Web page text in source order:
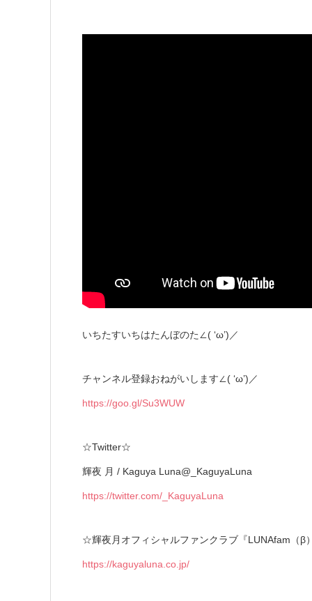
いちたすいちはたんぼのた∠( ‘ω’)／
チャンネル登録おねがいします∠( ‘ω’)／
https://goo.gl/Su3WUW
☆Twitter☆
輝夜 月 / Kaguya Luna@_KaguyaLuna
https://twitter.com/_KaguyaLuna
☆輝夜月オフィシャルファンクラブ『LUNAfam（β
https://kaguyaluna.co.jp/